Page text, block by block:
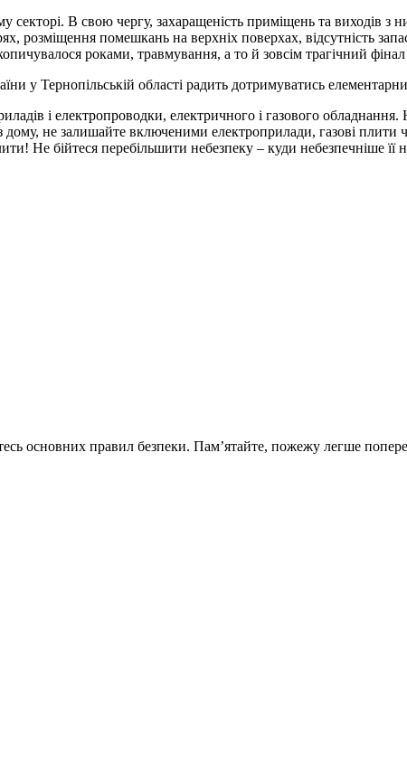
В свою чергу, захаращеність приміщень та виходів з
розміщення помешкань на верхніх поверхах, відсутність
роками, травмування, а то й зовсім трагічний
Тернопільській області радить дотримуватись
і електропроводки, електричного і газового
не залишайте включеними електроприлади, газові плити
Не бійтеся перебільшити небезпеку – куди небезпечніше її
основних правил безпеки. Пам’ятайте, пожежу легше